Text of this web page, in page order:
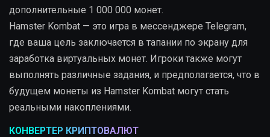
дополнительные 1 000 000 монет.
Hamster Kombat — это игра в мессенджере Telegram,
где ваша цель заключается в тапании по экрану для
заработка виртуальных монет. Игроки также могут
выполнять различные задания, и предполагается, что в
будущем монеты из Hamster Kombat могут стать
реальными накоплениями.
КОНВЕРТЕР КРИПТОВАЛЮТ